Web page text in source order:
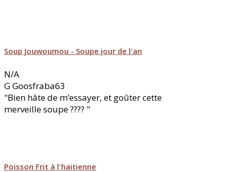
Soup Jouwoumou - Soupe jour de l'an
N/A
GGoosfraba63
"Bien hâte de m’essayer, et goûter cette
merveille soupe ???? "
Poisson Frit à l'haitienne